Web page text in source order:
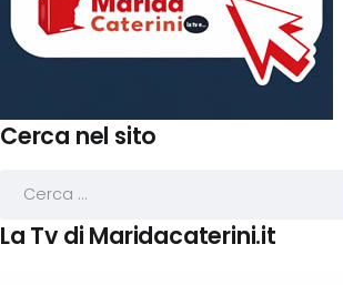
Cerca nel sito
La Tv di Maridacaterini.it